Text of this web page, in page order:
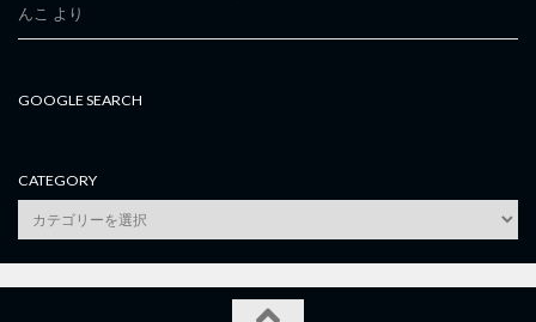
んこ より
GOOGLE SEARCH
CATEGORY
category